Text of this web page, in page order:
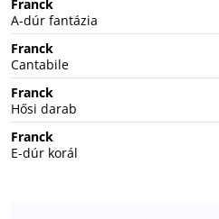
Franck
A-dúr fantázia
Franck
Cantabile
Franck
Hősi darab
Franck
E-dúr korál